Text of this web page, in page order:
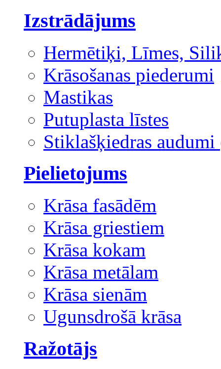
Izstrādājums
Hermētiķi, Līmes,
Krāsošanas piederumi
Mastikas
Putuplasta līstes
Stiklašķiedras audumi
Pielietojums
Krāsa fasādēm
Krāsa griestiem
Krāsa kokam
Krāsa metālam
Krāsa sienām
Ugunsdrošā krāsa
Ražotājs